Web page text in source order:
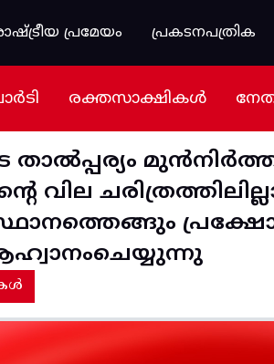
പ്രമേയം
പ്രകടനപത്രിക
രക്തസാക്ഷികൾ
താല്‍പ്പര്യം
വില